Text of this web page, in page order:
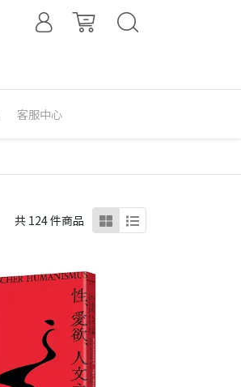
客服中心
共 124 件商品